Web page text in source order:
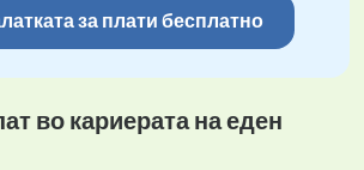
за плати бесплатно
во кариерата на еден